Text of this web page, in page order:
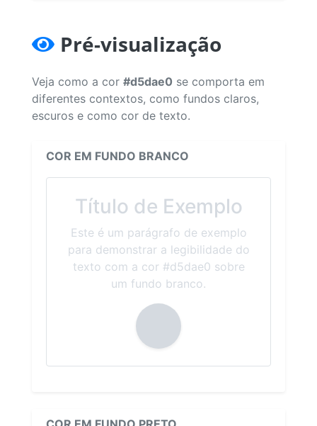
Pré-visualização
Veja como a cor #d5dae0 se comporta em
diferentes contextos, como fundos claros,
escuros e como cor de texto.
COR EM FUNDO BRANCO
Título de Exemplo
Este é um parágrafo de exemplo
para demonstrar a legibilidade do
texto com a cor #d5dae0 sobre
um fundo branco.